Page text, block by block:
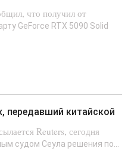
что получил от
GeForce RTX 5090 Solid
передавший китайской
Reuters, сегодня
судом Сеула решения по...